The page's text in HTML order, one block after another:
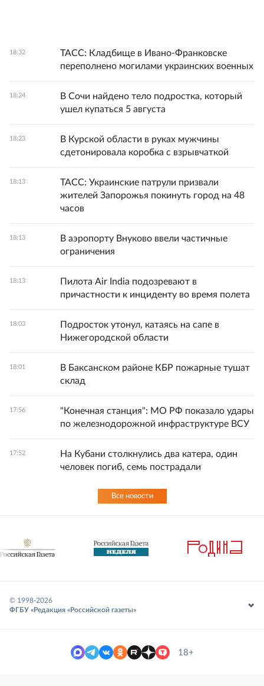
18:32
ТАСС: Кладбище в Ивано-Франковске
переполнено могилами украинских военных
18:24
В Сочи найдено тело подростка, который
ушел купаться 5 августа
18:23
В Курской области в руках мужчины
сдетонировала коробка с взрывчаткой
18:13
ТАСС: Украинские патрули призвали
жителей Запорожья покинуть город на 48
часов
18:13
В аэропорту Внуково ввели частичные
ограничения
18:13
Пилота Air India подозревают в
причастности к инциденту во время полета
18:03
Подросток утонул, катаясь на сапе в
Нижегородской области
18:01
В Баксанском районе КБР пожарные тушат
склад
17:56
"Конечная станция": МО РФ показало удары
по железнодорожной инфраструктуре ВСУ
17:52
На Кубани столкнулись два катера, один
человек погиб, семь пострадали
Все новости
© 1998-2026
ФГБУ «Редакция «Российской газеты»
18+